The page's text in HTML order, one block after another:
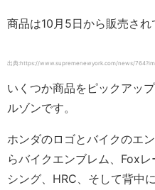
商品は10月5日から販売され
出典:https://www.supremenewyork.com/news/
いくつか商品をピックアッ
ルゾンです。
ホンダのロゴとバイクのエ
らバイクエンブレム、Fox
シング、HRC、そして背中